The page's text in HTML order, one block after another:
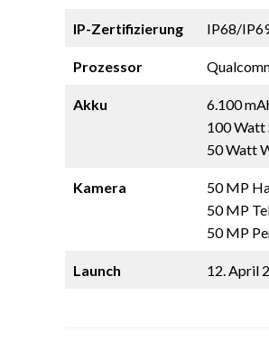
IP-Zertifizierung IP68/
Prozessor
Akku
6.100
100 Watt
50 Watt
Kamera
50 MP
50 MP
50 MP
Launch 12. April